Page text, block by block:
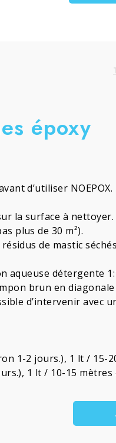
époxy
d’utiliser NOEPOX.
la surface à nettoyer.
plus de 30 m²).
de mastic
aqueuse détergente
brun en
d’intervenir avec
1-2 jours.), 1 lt / 15-
1 lt / 10-15 mètres